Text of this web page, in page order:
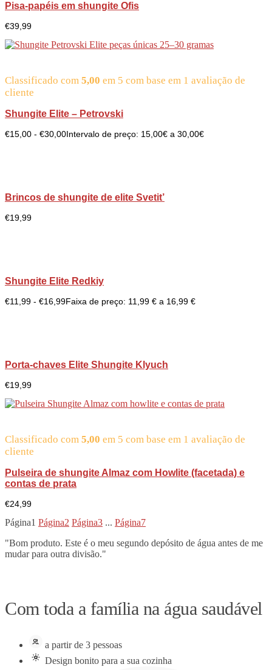
Pisa-papéis em shungite Ofis
€39,99
Classificado com 5,00 em 5 com base em 1 avaliação de
cliente
Shungite Elite – Petrovski
€15,00 - €30,00Intervalo de preço: 15,00€ a 30,00€
Brincos de shungite de elite Svetit’
€19,99
Shungite Elite Redkiy
€11,99 - €16,99Faixa de preço: 11,99 € a 16,99 €
Porta-chaves Elite Shungite Klyuch
€19,99
Classificado com 5,00 em 5 com base em 1 avaliação de
cliente
Pulseira de shungite Almaz com Howlite (facetada) e
contas de prata
€24,99
Página1 Página2 Página3 ... Página7
"Bom produto. Este é o meu segundo depósito de água antes de me
mudar para outra divisão."
Com toda a família na água saudável
a partir de 3 pessoas
Design bonito para a sua cozinha